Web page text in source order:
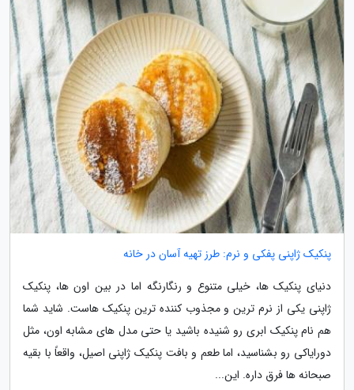
پنکیک ژاپنی پفکی و نرم: طرز تهیه آسان در خانه
دنیای پنکیک ها، خیلی متنوع و رنگارنگه اما در بین اون ها، پنکیک
ژاپنی یکی از نرم ترین و مجذوب کننده ترین پنکیک هاست. شاید شما
هم نام پنکیک ابری رو شنیده باشید یا حتی مدل های مشابه اون، مثل
دورایاکی رو بشناسید، اما طعم و بافت پنکیک ژاپنی اصیل، واقعاً با بقیه
صبحانه ها فرق داره. این...